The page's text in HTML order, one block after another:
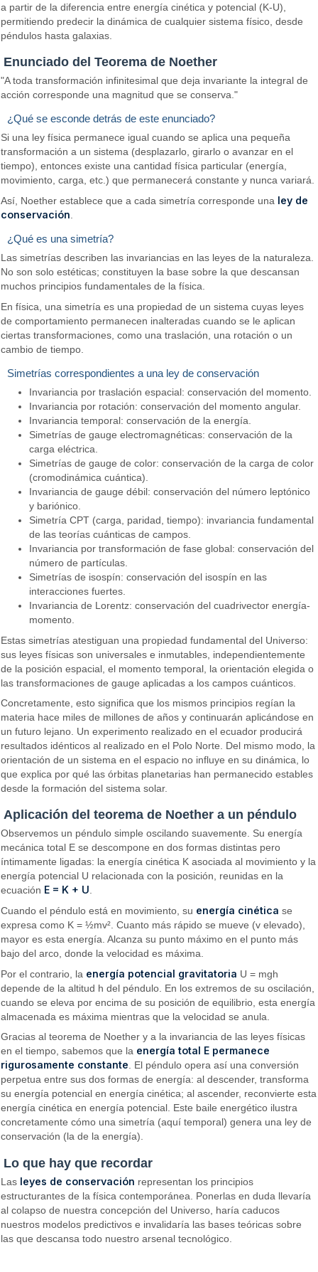
a partir de la diferencia entre energía cinética y potencial (K-U),
permitiendo predecir la dinámica de cualquier sistema físico, desde
péndulos hasta galaxias.
Enunciado del Teorema de Noether
"A toda transformación infinitesimal que deja invariante la integral de
acción corresponde una magnitud que se conserva."
¿Qué se esconde detrás de este enunciado?
Si una ley física permanece igual cuando se aplica una pequeña
transformación a un sistema (desplazarlo, girarlo o avanzar en el
tiempo), entonces existe una cantidad física particular (energía,
movimiento, carga, etc.) que permanecerá constante y nunca variará.
Así, Noether establece que a cada simetría corresponde una ley de
conservación
¿Qué es una simetría?
Las simetrías describen las invariancias en las leyes de la naturaleza.
No son solo estéticas; constituyen la base sobre la que descansan
muchos principios fundamentales de la física.
En física, una simetría es una propiedad de un sistema cuyas leyes
de comportamiento permanecen inalteradas cuando se le aplican
ciertas transformaciones, como una traslación, una rotación o un
cambio de tiempo.
Simetrías correspondientes a una ley de conservación
Invariancia por traslación espacial: conservación del momento.
Invariancia por rotación: conservación del momento angular.
Invariancia temporal: conservación de la energía.
Simetrías de gauge electromagnéticas: conservación de la
carga eléctrica.
Simetrías de gauge de color: conservación de la carga de color
(cromodinámica cuántica).
Invariancia de gauge débil: conservación del número leptónico
y bariónico.
Simetría CPT (carga, paridad, tiempo): invariancia fundamental
de las teorías cuánticas de campos.
Invariancia por transformación de fase global: conservación del
número de partículas.
Simetrías de isospín: conservación del isospín en las
interacciones fuertes.
Invariancia de Lorentz: conservación del cuadrivector energía-
momento.
Estas simetrías atestiguan una propiedad fundamental del Universo:
sus leyes físicas son universales e inmutables, independientemente
de la posición espacial, el momento temporal, la orientación elegida o
las transformaciones de gauge aplicadas a los campos cuánticos.
Concretamente, esto significa que los mismos principios regían la
materia hace miles de millones de años y continuarán aplicándose en
un futuro lejano. Un experimento realizado en el ecuador producirá
resultados idénticos al realizado en el Polo Norte. Del mismo modo, la
orientación de un sistema en el espacio no influye en su dinámica, lo
que explica por qué las órbitas planetarias han permanecido estables
desde la formación del sistema solar.
Aplicación del teorema de Noether a un péndulo
Observemos un péndulo simple oscilando suavemente. Su energía
mecánica total E se descompone en dos formas distintas pero
íntimamente ligadas: la energía cinética K asociada al movimiento y la
energía potencial U relacionada con la posición, reunidas en la
ecuación E = K + U.
Cuando el péndulo está en movimiento, su energía cinética se
expresa como K = ½mv². Cuanto más rápido se mueve (v elevado),
mayor es esta energía. Alcanza su punto máximo en el punto más
bajo del arco, donde la velocidad es máxima.
Por el contrario, la energía potencial gravitatoria U = mgh
depende de la altitud h del péndulo. En los extremos de su oscilación,
cuando se eleva por encima de su posición de equilibrio, esta energía
almacenada es máxima mientras que la velocidad se anula.
Gracias al teorema de Noether y a la invariancia de las leyes físicas
en el tiempo, sabemos que la energía total E permanece
rigurosamente constante. El péndulo opera así una conversión
perpetua entre sus dos formas de energía: al descender, transforma
su energía potencial en energía cinética; al ascender, reconvierte esta
energía cinética en energía potencial. Este baile energético ilustra
concretamente cómo una simetría (aquí temporal) genera una ley de
conservación (la de la energía).
Lo que hay que recordar
Las leyes de conservación representan los principios
estructurantes de la física contemporánea. Ponerlas en duda llevaría
al colapso de nuestra concepción del Universo, haría caducos
nuestros modelos predictivos e invalidaría las bases teóricas sobre
las que descansa todo nuestro arsenal tecnológico.